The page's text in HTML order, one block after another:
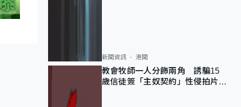
新聞資訊 港聞
教會牧師一人分飾兩角 誘騙15
歲信徒簽「主奴契約」性侵拍片